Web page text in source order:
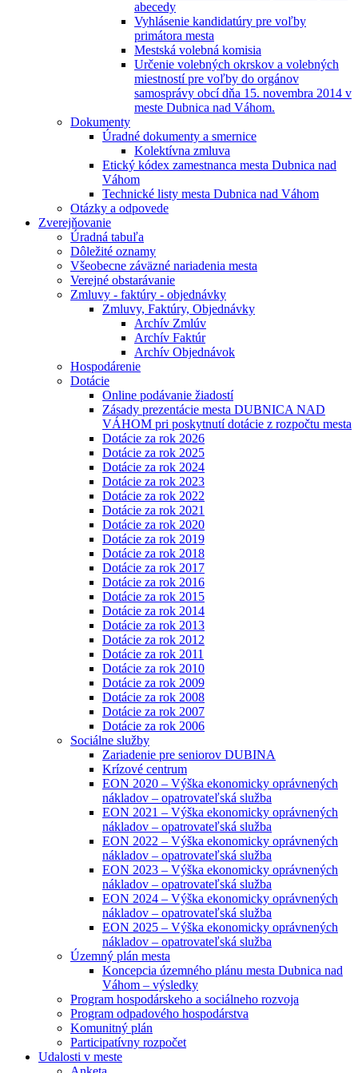
abecedy
Vyhlásenie kandidatúry pre voľby
primátora mesta
Mestská volebná komisia
Určenie volebných okrskov a volebných
miestností pre voľby do orgánov
samosprávy obcí dňa 15. novembra 2014 v
meste Dubnica nad Váhom.
Dokumenty
Úradné dokumenty a smernice
Kolektívna zmluva
Etický kódex zamestnanca mesta Dubnica nad
Váhom
Technické listy mesta Dubnica nad Váhom
Otázky a odpovede
Zverejňovanie
Úradná tabuľa
Dôležité oznamy
Všeobecne záväzné nariadenia mesta
Verejné obstarávanie
Zmluvy - faktúry - objednávky
Zmluvy, Faktúry, Objednávky
Archív Zmlúv
Archív Faktúr
Archív Objednávok
Hospodárenie
Dotácie
Online podávanie žiadostí
Zásady prezentácie mesta DUBNICA NAD
VÁHOM pri poskytnutí dotácie z rozpočtu mesta
Dotácie za rok 2026
Dotácie za rok 2025
Dotácie za rok 2024
Dotácie za rok 2023
Dotácie za rok 2022
Dotácie za rok 2021
Dotácie za rok 2020
Dotácie za rok 2019
Dotácie za rok 2018
Dotácie za rok 2017
Dotácie za rok 2016
Dotácie za rok 2015
Dotácie za rok 2014
Dotácie za rok 2013
Dotácie za rok 2012
Dotácie za rok 2011
Dotácie za rok 2010
Dotácie za rok 2009
Dotácie za rok 2008
Dotácie za rok 2007
Dotácie za rok 2006
Sociálne služby
Zariadenie pre seniorov DUBINA
Krízové centrum
EON 2020 – Výška ekonomicky oprávnených
nákladov – opatrovateľská služba
EON 2021 – Výška ekonomicky oprávnených
nákladov – opatrovateľská služba
EON 2022 – Výška ekonomicky oprávnených
nákladov – opatrovateľská služba
EON 2023 – Výška ekonomicky oprávnených
nákladov – opatrovateľská služba
EON 2024 – Výška ekonomicky oprávnených
nákladov – opatrovateľská služba
EON 2025 – Výška ekonomicky oprávnených
nákladov – opatrovateľská služba
Územný plán mesta
Koncepcia územného plánu mesta Dubnica nad
Váhom – výsledky
Program hospodárskeho a sociálneho rozvoja
Program odpadového hospodárstva
Komunitný plán
Participatívny rozpočet
Udalosti v meste